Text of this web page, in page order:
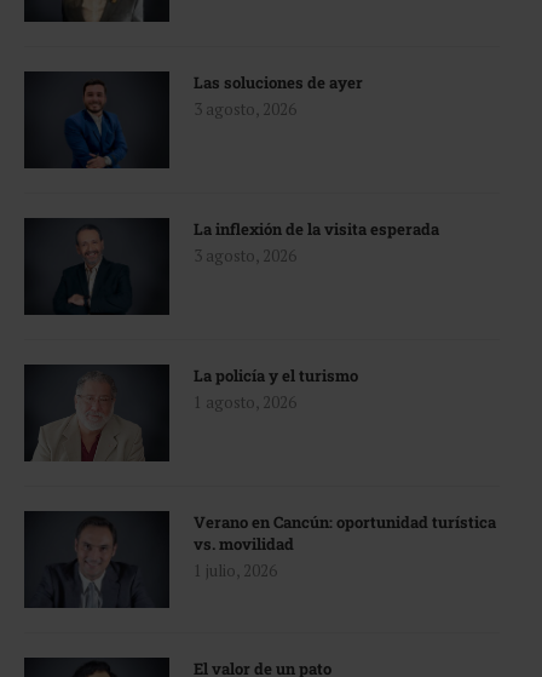
Las soluciones de ayer
3 agosto, 2026
La inflexión de la visita esperada
3 agosto, 2026
La policía y el turismo
1 agosto, 2026
Verano en Cancún: oportunidad turística
vs. movilidad
1 julio, 2026
El valor de un pato